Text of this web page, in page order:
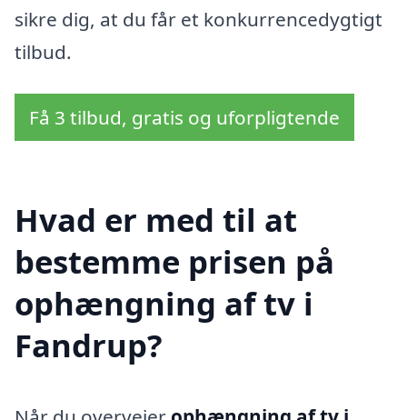
sikre dig, at du får et konkurrencedygtigt
tilbud.
Få 3 tilbud, gratis og uforpligtende
Hvad er med til at
bestemme prisen på
ophængning af tv i
Fandrup?